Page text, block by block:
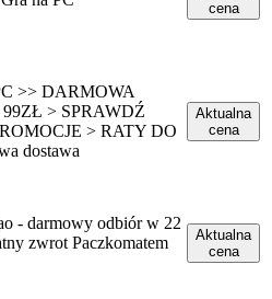
cena
>> DARMOWA
> SPRAWDŹ
> RATY DO
dostawa
Aktualna
cena
- darmowy odbiór w 22
zwrot Paczkomatem
Aktualna
cena